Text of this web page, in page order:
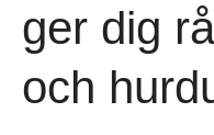
ger dig
och